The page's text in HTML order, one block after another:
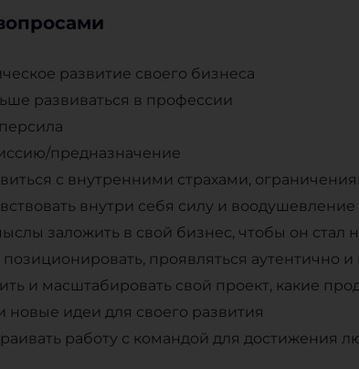
развитие своего бизнеса
развиваться в профессии
предназначение
с внутренними страхами,
внутри себя силу и
заложить в свой бизнес, чтобы он
позиционировать, проявляться аутентично и
и масштабировать свой проект, какие
новые идеи для своего развития
работу с командой для достижения